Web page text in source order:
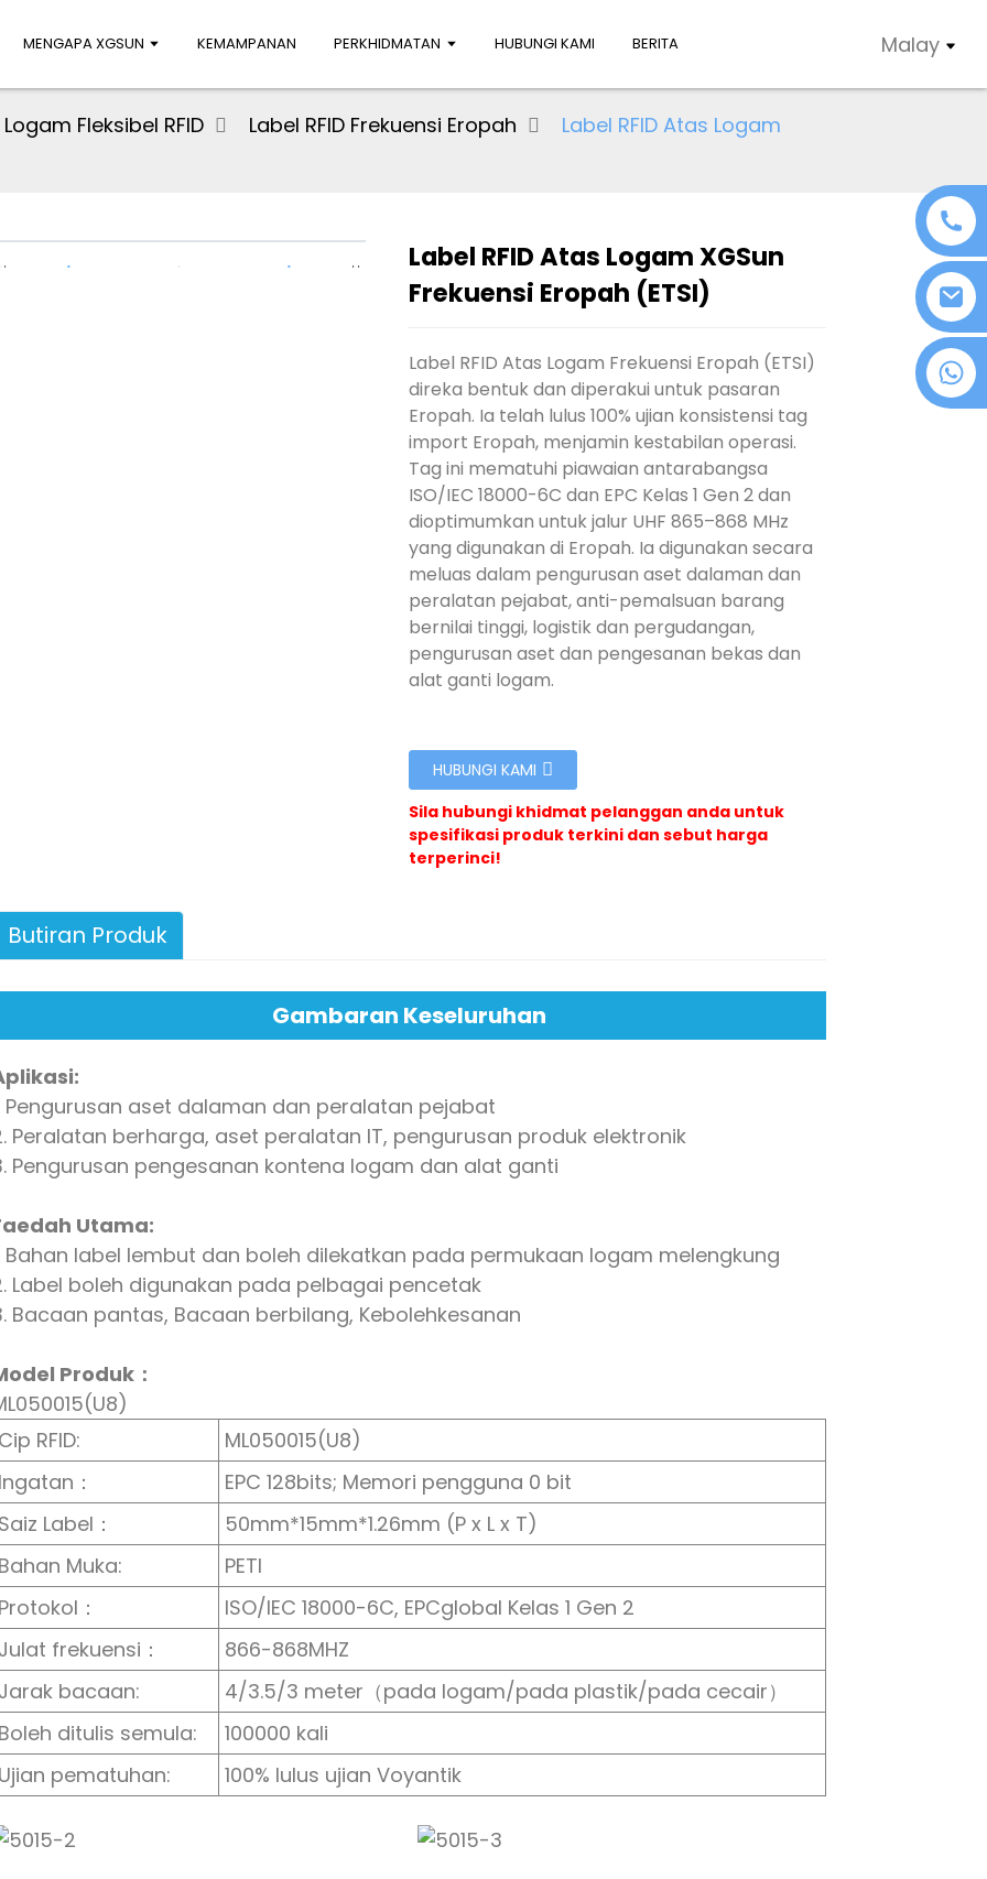
MENGAPA XGSUN KEMAMPANAN PERKHIDMATAN HUBUNGI KAMI BERITA Malay
+86 18076372139
Fleksibel RFID Label RFID Frekuensi Eropah
Label RFID Atas Logam
Label RFID Atas Logam XGSun
Frekuensi Eropah (ETSI)
Label RFID Atas Logam Frekuensi Eropah (ETSI)
direka bentuk dan diperakui untuk pasaran
Eropah. Ia telah lulus 100% ujian konsistensi tag
import Eropah, menjamin kestabilan operasi.
Tag ini mematuhi piawaian antarabangsa
ISO/IEC 18000-6C dan EPC Kelas 1 Gen 2 dan
dioptimumkan untuk jalur UHF 865–868 MHz
yang digunakan di Eropah. Ia digunakan secara
meluas dalam pengurusan aset dalaman dan
peralatan pejabat, anti-pemalsuan barang
bernilai tinggi, logistik dan pergudangan,
pengurusan aset dan pengesanan bekas dan
alat ganti logam.
HUBUNGI KAMI
Sila hubungi khidmat pelanggan anda untuk
spesifikasi produk terkini dan sebut harga
terperinci!
Butiran Produk
Gambaran Keseluruhan
Pengurusan aset dalaman dan peralatan pejabat
Peralatan berharga, aset peralatan IT, pengurusan produk elektronik
Pengurusan pengesanan kontena logam dan alat ganti
Utama:
Bahan label lembut dan boleh dilekatkan pada permukaan logam melengkung
Label boleh digunakan pada pelbagai pencetak
Bacaan pantas, Bacaan berbilang, Kebolehkesanan
Produk：
Cip RFID:
ML050015(U8)
Ingatan：
EPC 128bits; Memori pengguna 0 bit
Saiz Label：
50mm*15mm*1.26mm (P x L x T)
Bahan Muka:
PETI
Protokol：
ISO/IEC 18000-6C, EPCglobal Kelas 1 Gen 2
Julat frekuensi：
866-868MHZ
Jarak bacaan:
4/3.5/3 meter（pada logam/pada plastik/pada cecair）
Boleh ditulis semula:
100000 kali
Ujian pematuhan:
100% lulus ujian Voyantik